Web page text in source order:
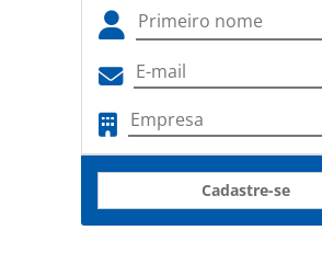
Cadastre-se